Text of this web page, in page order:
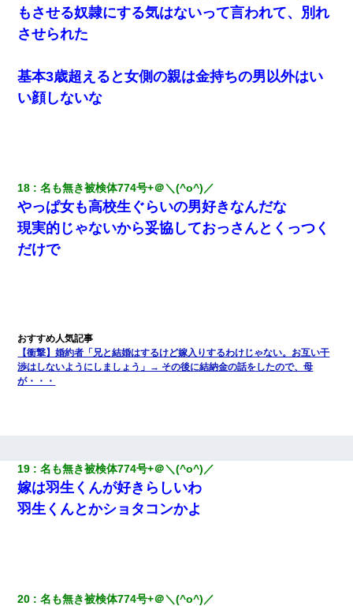
もさせる奴隷にする気はないって言われて、別れ
させられた
基本3歳超えると女側の親は金持ちの男以外はい
い顔しないな
18 名も無き被検体774号+＠＼(^o^)／
やっぱ女も高校生ぐらいの男好きなんだな
現実的じゃないから妥協しておっさんとくっつく
だけで
【衝撃】婚約者「兄と結婚はするけど嫁入りするわけじゃない。お互い干
渉はしないようにしましょう」→ その後に結納金の話をしたので、母
が・・・
19 名も無き被検体774号+＠＼(^o^)／
嫁は羽生くんが好きらしいわ
羽生くんとかショタコンかよ
20 名も無き被検体774号+＠＼(^o^)／